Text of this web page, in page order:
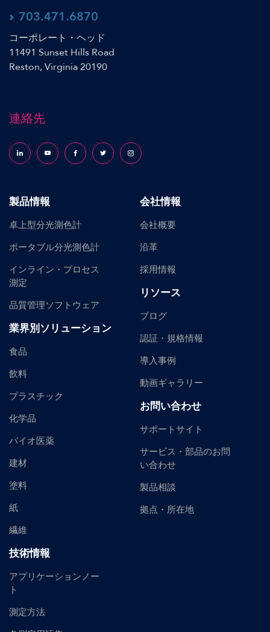
703.471.6870
コーポレート・ヘッド
11491 Sunset Hills Road
Reston, Virginia 20190
連絡先
Follow us on LinkedInFollow us on YouTubeFollow us on Facebook
Follow us on X (formerly Twitter)
Follow us on Instagram
製品情報
卓上型分光測色計
ポータブル分光測色計
インライン・プロセス
測定
品質管理ソフトウェア
業界別ソリューション
食品
飲料
プラスチック
化学品
バイオ医薬
建材
塗料
紙
繊維
技術情報
アプリケーションノー
ト
測定方法
会社情報
会社概要
沿革
採用情報
リソース
ブログ
認証・規格情報
導入事例
動画ギャラリー
お問い合わせ
サポートサイト
サービス・部品のお問
い合わせ
製品相談
拠点・所在地